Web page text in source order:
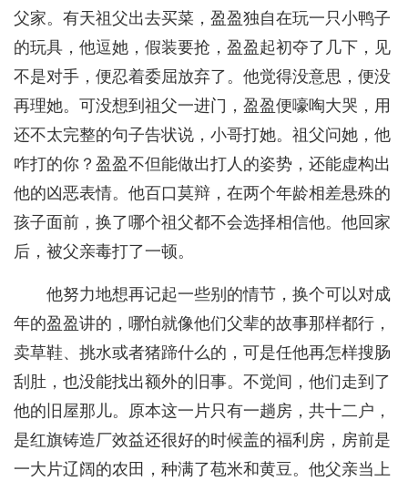
父家。有天祖父出去买菜，盈盈独自在玩一只小鸭子
的玩具，他逗她，假装要抢，盈盈起初夺了几下，见
不是对手，便忍着委屈放弃了。他觉得没意思，便没
再理她。可没想到祖父一进门，盈盈便嚎啕大哭，用
还不太完整的句子告状说，小哥打她。祖父问她，他
咋打的你？盈盈不但能做出打人的姿势，还能虚构出
他的凶恶表情。他百口莫辩，在两个年龄相差悬殊的
孩子面前，换了哪个祖父都不会选择相信他。他回家
后，被父亲毒打了一顿。
他努力地想再记起一些别的情节，换个可以对成
年的盈盈讲的，哪怕就像他们父辈的故事那样都行，
卖草鞋、挑水或者猪蹄什么的，可是任他再怎样搜肠
刮肚，也没能找出额外的旧事。不觉间，他们走到了
他的旧屋那儿。原本这一片只有一趟房，共十二户，
是红旗铸造厂效益还很好的时候盖的福利房，房前是
一大片辽阔的农田，种满了苞米和黄豆。他父亲当上